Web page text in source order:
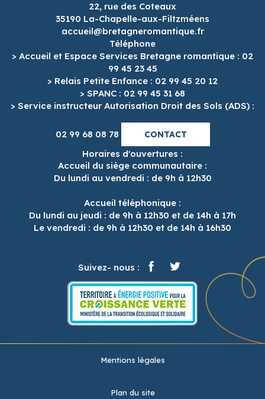
22, rue des Coteaux
35190 La-Chapelle-aux-Filtzméens
accueil@bretagneromantique.fr
Téléphone
> Accueil et Espace Services Bretagne romantique : 02
99 45 23 45
> Relais Petite Enfance : 02 99 45 20 12
> SPANC : 02 99 45 31 68
> Service instructeur Autorisation Droit des Sols (ADS) :
02 99 68 08 78 CONTACT
Horaires d'ouvertures :
Accueil du siège communautaire :
Du lundi au vendredi : de 9h à 12h30
Accueil téléphonique :
Du lundi au jeudi : de 9h à 12h30 et de 14h à 17h
Le vendredi : de 9h à 12h30 et de 14h à 16h30
Suivez- nous :
Mentions légales
Plan du site